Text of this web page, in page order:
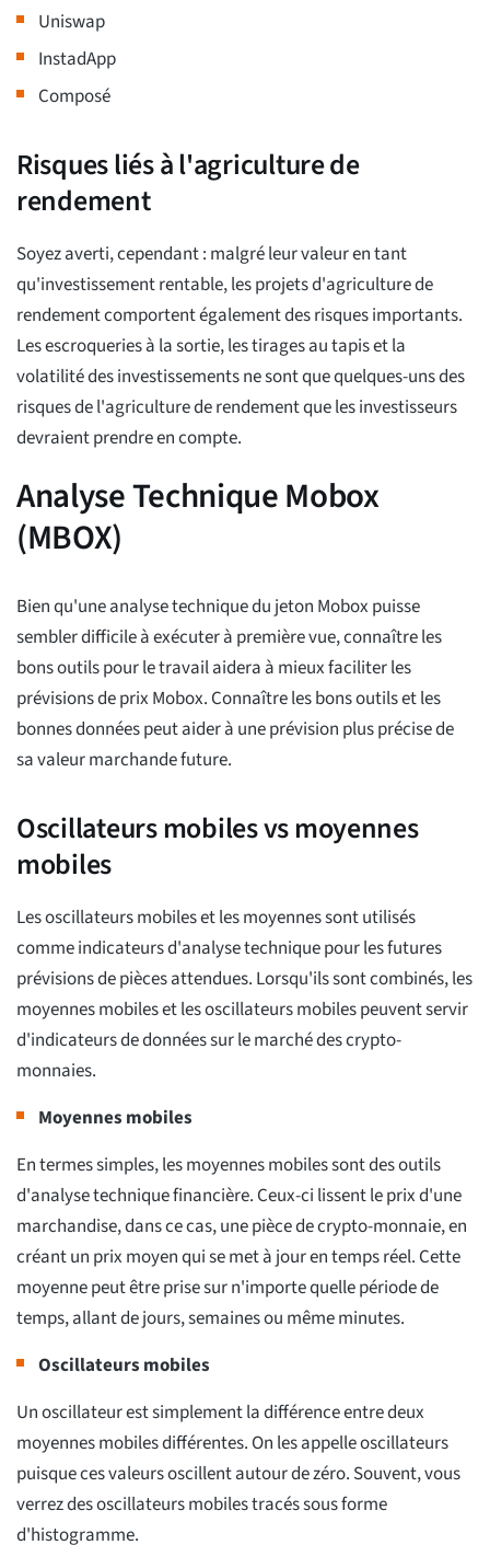
Uniswap
InstadApp
Composé
Risques liés à l'agriculture de
rendement
Soyez averti, cependant : malgré leur valeur en tant
qu'investissement rentable, les projets d'agriculture de
rendement comportent également des risques importants.
Les escroqueries à la sortie, les tirages au tapis et la
volatilité des investissements ne sont que quelques-uns des
risques de l'agriculture de rendement que les investisseurs
devraient prendre en compte.
Analyse Technique Mobox
(MBOX)
Bien qu'une analyse technique du jeton Mobox puisse
sembler difficile à exécuter à première vue, connaître les
bons outils pour le travail aidera à mieux faciliter les
prévisions de prix Mobox. Connaître les bons outils et les
bonnes données peut aider à une prévision plus précise de
sa valeur marchande future.
Oscillateurs mobiles vs moyennes
mobiles
Les oscillateurs mobiles et les moyennes sont utilisés
comme indicateurs d'analyse technique pour les futures
prévisions de pièces attendues. Lorsqu'ils sont combinés, les
moyennes mobiles et les oscillateurs mobiles peuvent servir
d'indicateurs de données sur le marché des crypto-
monnaies.
Moyennes mobiles
En termes simples, les moyennes mobiles sont des outils
d'analyse technique financière. Ceux-ci lissent le prix d'une
marchandise, dans ce cas, une pièce de crypto-monnaie, en
créant un prix moyen qui se met à jour en temps réel. Cette
moyenne peut être prise sur n'importe quelle période de
temps, allant de jours, semaines ou même minutes.
Oscillateurs mobiles
Un oscillateur est simplement la différence entre deux
moyennes mobiles différentes. On les appelle oscillateurs
puisque ces valeurs oscillent autour de zéro. Souvent, vous
verrez des oscillateurs mobiles tracés sous forme
d'histogramme.